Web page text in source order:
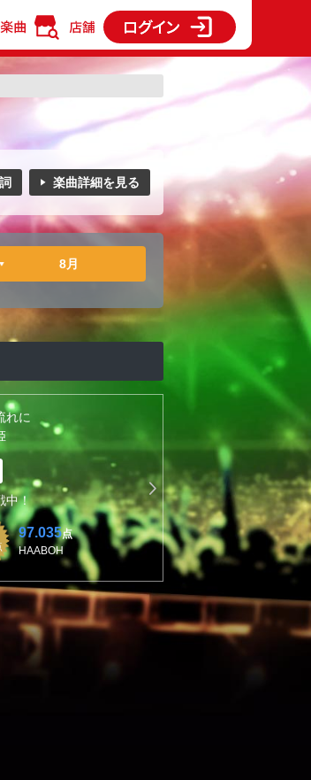
楽曲詳細を見る
8月
れに
中！
97.035点
HAABOH